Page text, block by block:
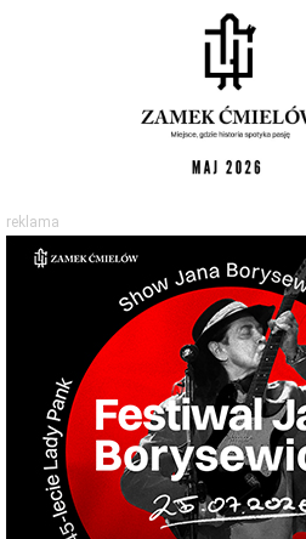
reklama